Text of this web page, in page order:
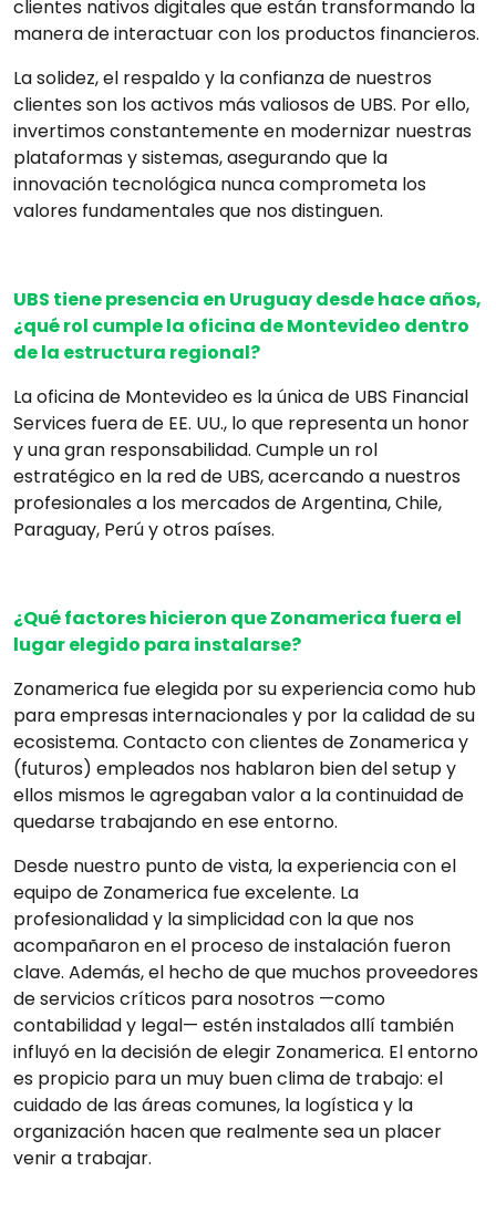
clientes nativos digitales que están transformando la
manera de interactuar con los productos financieros.
La solidez, el respaldo y la confianza de nuestros
clientes son los activos más valiosos de UBS. Por ello,
invertimos constantemente en modernizar nuestras
plataformas y sistemas, asegurando que la
innovación tecnológica nunca comprometa los
valores fundamentales que nos distinguen.
UBS tiene presencia en Uruguay desde hace años,
¿qué rol cumple la oficina de Montevideo dentro
de la estructura regional?
La oficina de Montevideo es la única de UBS Financial
Services fuera de EE. UU., lo que representa un honor
y una gran responsabilidad. Cumple un rol
estratégico en la red de UBS, acercando a nuestros
profesionales a los mercados de Argentina, Chile,
Paraguay, Perú y otros países.
¿Qué factores hicieron que Zonamerica fuera el
lugar elegido para instalarse?
Zonamerica fue elegida por su experiencia como hub
para empresas internacionales y por la calidad de su
ecosistema. Contacto con clientes de Zonamerica y
(futuros) empleados nos hablaron bien del setup y
ellos mismos le agregaban valor a la continuidad de
quedarse trabajando en ese entorno.
Desde nuestro punto de vista, la experiencia con el
equipo de Zonamerica fue excelente. La
profesionalidad y la simplicidad con la que nos
acompañaron en el proceso de instalación fueron
clave. Además, el hecho de que muchos proveedores
de servicios críticos para nosotros —como
contabilidad y legal— estén instalados allí también
influyó en la decisión de elegir Zonamerica. El entorno
es propicio para un muy buen clima de trabajo: el
cuidado de las áreas comunes, la logística y la
organización hacen que realmente sea un placer
venir a trabajar.